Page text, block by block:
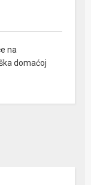
na
domaćoj